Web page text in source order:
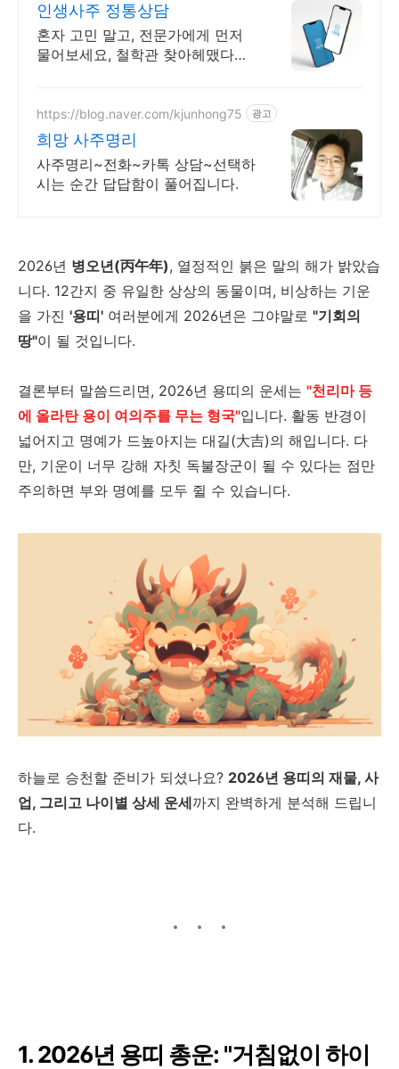
인생사주 정통상담
혼자 고민 말고, 전문가에게 먼저
물어보세요, 철학관 찾아헤맸다면,
https://blog.naver.com/kjunhong75 광고
희망 사주명리
사주명리~전화~카톡 상담~선택하
시는 순간 답답함이 풀어집니다.
2026년 병오년(丙午年), 열정적인 붉은 말의 해가 밝았습
니다. 12간지 중 유일한 상상의 동물이며, 비상하는 기운
을 가진 '용띠' 여러분에게 2026년은 그야말로 "기회의
땅"이 될 것입니다.
결론부터 말씀드리면, 2026년 용띠의 운세는 "천리마 등
에 올라탄 용이 여의주를 무는 형국"입니다. 활동 반경이
넓어지고 명예가 드높아지는 대길(大吉)의 해입니다. 다
만, 기운이 너무 강해 자칫 독불장군이 될 수 있다는 점만
주의하면 부와 명예를 모두 쥘 수 있습니다.
하늘로 승천할 준비가 되셨나요? 2026년 용띠의 재물, 사
업, 그리고 나이별 상세 운세까지 완벽하게 분석해 드립니
다.
1. 2026년 용띠 총운: "거침없이 하이